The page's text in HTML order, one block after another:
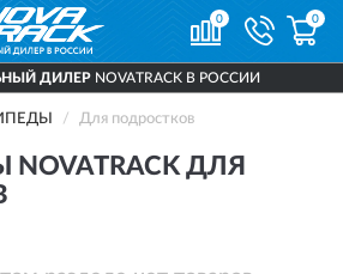
0 0
ДИЛЕРNOVATRACK В РОССИИ
Для подростков
ДЛЯ